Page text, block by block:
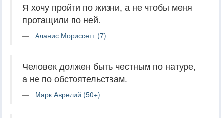
Я хочу пройти по жизни, а не чтобы меня
протащили по ней.
Аланис Мориссетт (7)
Человек должен быть честным по натуре,
а не по обстоятельствам.
Марк Аврелий (50+)